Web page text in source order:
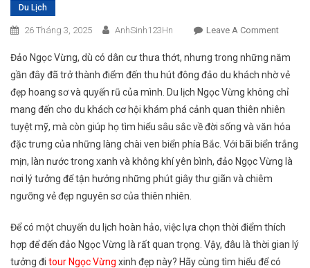
Du Lịch
26 Tháng 3, 2025 AnhSinh123Hn Leave A CommentOn
Gian
Lý
Tưởng
Để
Du
Lịch
Đảo
Đảo Ngọc Vừng, dù có dân cư thưa thớt, nhưng trong những năm
gần đây đã trở thành điểm đến thu hút đông đảo du khách nhờ vẻ
đẹp hoang sơ và quyến rũ của mình. Du lịch Ngọc Vừng không chỉ
mang đến cho du khách cơ hội khám phá cảnh quan thiên nhiên
tuyệt mỹ, mà còn giúp họ tìm hiểu sâu sắc về đời sống và văn hóa
đặc trưng của những làng chài ven biển phía Bắc. Với bãi biển trắng
mịn, làn nước trong xanh và không khí yên bình, đảo Ngọc Vừng là
nơi lý tưởng để tận hưởng những phút giây thư giãn và chiêm
ngưỡng vẻ đẹp nguyên sơ của thiên nhiên.
Để có một chuyến du lịch hoàn hảo, việc lựa chọn thời điểm thích
hợp để đến đảo Ngọc Vừng là rất quan trọng. Vậy, đâu là thời gian lý
tưởng đi tour Ngọc Vừng xinh đẹp này? Hãy cùng tìm hiểu để có